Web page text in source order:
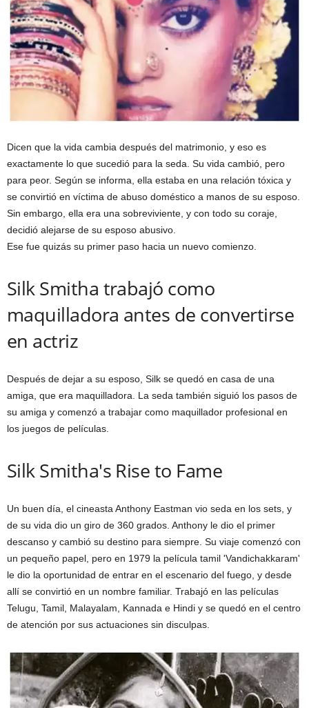
Dicen que la vida cambia después del matrimonio, y eso es
exactamente lo que sucedió para la seda. Su vida cambió, pero
para peor. Según se informa, ella estaba en una relación tóxica y
se convirtió en víctima de abuso doméstico a manos de su esposo.
Sin embargo, ella era una sobreviviente, y con todo su coraje,
decidió alejarse de su esposo abusivo.
Ese fue quizás su primer paso hacia un nuevo comienzo.
Silk Smitha trabajó como
maquilladora antes de convertirse
en actriz
Después de dejar a su esposo, Silk se quedó en casa de una
amiga, que era maquilladora. La seda también siguió los pasos de
su amiga y comenzó a trabajar como maquillador profesional en
los juegos de películas.
Silk Smitha's Rise to Fame
Un buen día, el cineasta Anthony Eastman vio seda en los sets, y
de su vida dio un giro de 360 ​​grados. Anthony le dio el primer
descanso y cambió su destino para siempre. Su viaje comenzó con
un pequeño papel, pero en 1979 la película tamil 'Vandichakkaram'
le dio la oportunidad de entrar en el escenario del fuego, y desde
allí se convirtió en un nombre familiar. Trabajó en las películas
Telugu, Tamil, Malayalam, Kannada e Hindi y se quedó en el centro
de atención por sus actuaciones sin disculpas.